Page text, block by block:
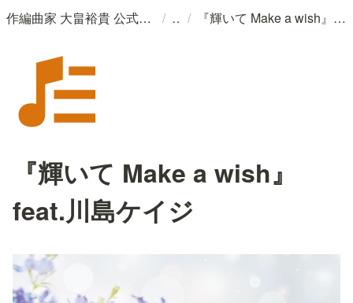
作編曲家 大畠裕貴 公式ウェブサイト / / 『輝いて Make a wish』feat.川島ケイジ
『輝いて Make a wish』
feat.川島ケイジ